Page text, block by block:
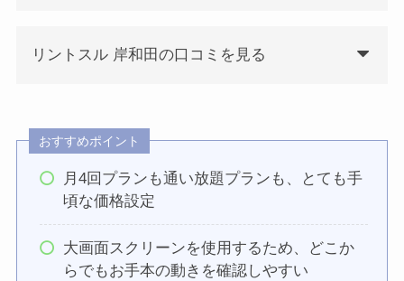
リントスル 岸和田の口コミを見る
おすすめポイント
月4回プランも通い放題プランも、とても手
頃な価格設定
大画面スクリーンを使用するため、どこか
らでもお手本の動きを確認しやすい